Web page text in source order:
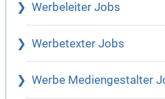
Werbeleiter Jobs
Werbetexter Jobs
Werbe Mediengestalter